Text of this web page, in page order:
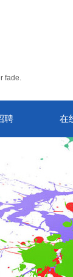
fade.
聘 在